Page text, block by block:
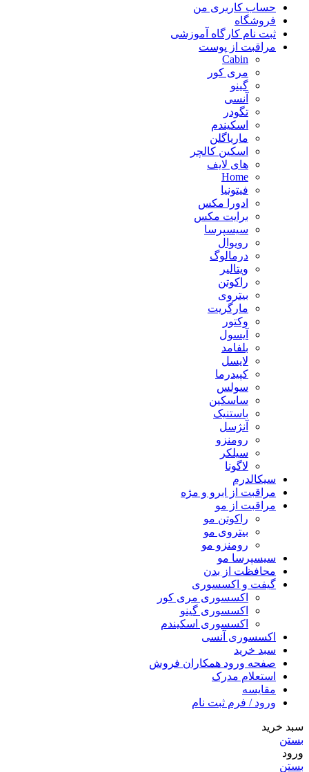
حساب کاربری من
فروشگاه
ثبت نام کارگاه آموزشی
مراقبت از پوست
Cabin
مری کور
گینو
آنسی
تگودر
اسکیندم
ماریاگلن
اسکین کالچر
های لایف
Home
فیتونیا
ادورا مکس
برایت مکس
سیسپرسا
رویوال
درمالوگ
ویتالیر
راکوتن
بیتروی
مارگریت
وکتور
آیسول
بلفامد
لایسل
کپیدرما
سولس
ساسکین
باستنیک
آنژسل
رومنزو
سیلکر
لاگونا
سیکالدرم
مراقبت از ابرو و مژه
مراقبت از مو
راکوتن مو
بیتروی مو
رومنزو مو
سیسپرسا مو
محافظت از بدن
گیفت و اکسسوری
اکسسوری مری کور
اکسسوری گینو
اکسسوری اسکیندم
اکسسوری آنسی
سبد خرید
صفحه ورود همکاران فروش
استعلام مدرک
مقایسه
ورود / فرم ثبت نام
سبد خرید
بستن
ورود
بستن